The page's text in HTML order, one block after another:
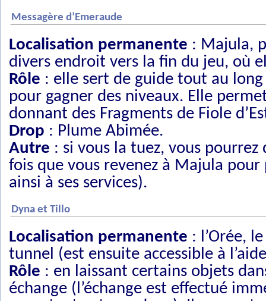
Messagère d’Emeraude
Localisation permanente : Majula,
divers endroit vers la fin du jeu, où
Rôle : elle sert de guide tout au
pour gagner des niveaux. Elle
donnant des Fragments de Fiole
Drop : Plume Abimée.
Autre : si vous la tuez, vous
fois que vous revenez à Majula
ainsi à ses services).
Dyna et Tillo
Localisation permanente : l’Orée,
tunnel (est ensuite accessible à
Rôle : en laissant certains objets
échange (l’échange est effectué